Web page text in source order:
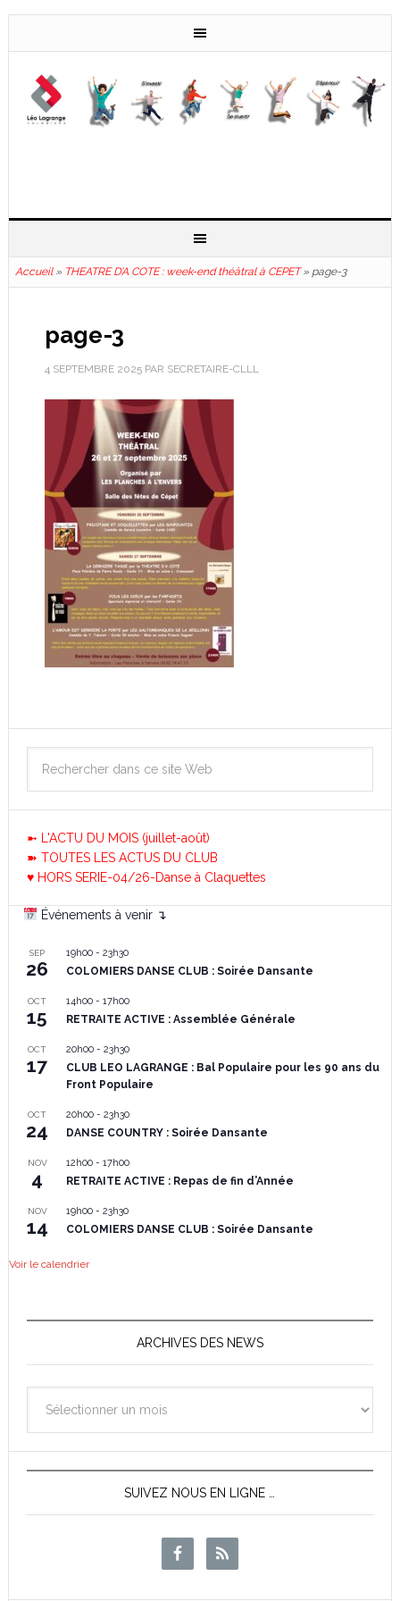
Accueil» THEATRE D’A COTE : week-end théâtral à CEPET» page-3
page-3
4 SEPTEMBRE 2025PAR SECRETAIRE-CLLL
➼ L'ACTU DU MOIS (juillet-août)
➽ TOUTES LES ACTUS DU CLUB
♥ HORS SERIE-04/26-Danse à Claquettes
Événements à venir ↴
SEP
26
19h00- 23h30
COLOMIERS DANSE CLUB : Soirée Dansante
OCT
15
14h00- 17h00
RETRAITE ACTIVE : Assemblée Générale
OCT
17
20h00- 23h30
CLUB LEO LAGRANGE : Bal Populaire pour les 90 ans du
Front Populaire
OCT
24
20h00- 23h30
DANSE COUNTRY : Soirée Dansante
NOV
4
12h00- 17h00
RETRAITE ACTIVE : Repas de fin d’Année
NOV
14
19h00- 23h30
COLOMIERS DANSE CLUB : Soirée Dansante
Voir le calendrier
ARCHIVES DES NEWS
des
News
SUIVEZ NOUS EN LIGNE …